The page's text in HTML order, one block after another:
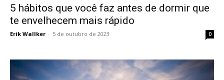
5 hábitos que você faz antes de dormir que
te envelhecem mais rápido
Erik Wallker - 5 de outubro de 2023 0